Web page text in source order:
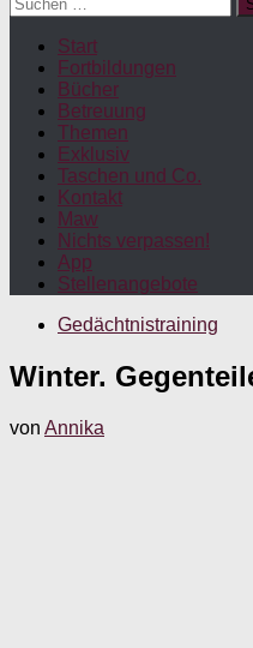
nach:
Start
Fortbildungen
Bücher
Betreuung
Themen
Exklusiv
Taschen und Co.
Kontakt
Maw
Nichts verpassen!
App
Stellenangebote
Gedächtnistraining
Winter.
von Annika